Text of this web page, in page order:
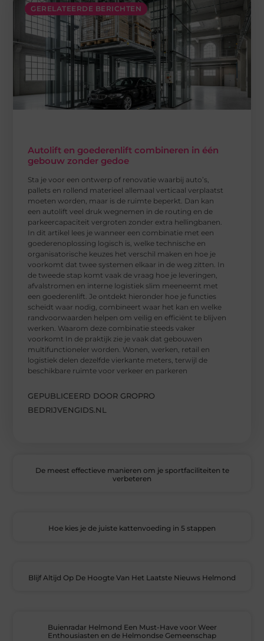
GERELATEERDE BERICHTEN
Autolift en goederenlift combineren in één
gebouw zonder gedoe
Sta je voor een ontwerp of renovatie waarbij auto’s,
pallets en rollend materieel allemaal verticaal verplaatst
moeten worden, maar is de ruimte beperkt. Dan kan
een autolift veel druk wegnemen in de routing en de
parkeercapaciteit vergroten zonder extra hellingbanen.
In dit artikel lees je wanneer een combinatie met een
goederenoplossing logisch is, welke technische en
organisatorische keuzes het verschil maken en hoe je
voorkomt dat twee systemen elkaar in de weg zitten. In
de tweede stap komt vaak de vraag hoe je leveringen,
afvalstromen en interne logistiek slim meeneemt met
een goederenlift. Je ontdekt hieronder hoe je functies
scheidt waar nodig, combineert waar het kan en welke
randvoorwaarden helpen om veilig en efficiënt te blijven
werken. Waarom deze combinatie steeds vaker
voorkomt In de praktijk zie je vaak dat gebouwen
multifunctioneler worden. Wonen, werken, retail en
logistiek delen dezelfde vierkante meters, terwijl de
beschikbare ruimte voor verkeer en parkeren
GEPUBLICEERD DOOR GROPRO
BEDRIJVENGIDS.NL
De meest effectieve manieren om je sportfaciliteiten te
verbeteren
Hoe kies je de juiste kattenvoeding in 5 stappen
Blijf Altijd Op De Hoogte Van Het Laatste Nieuws Helmond
Buienradar Helmond Een Must-Have voor Weer
Enthousiasten en de Helmondse Gemeenschap